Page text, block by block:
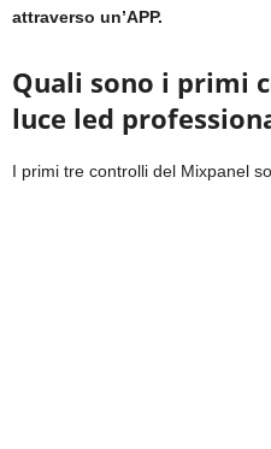
attraverso un’APP.
Quali sono i primi
luce led
I primi tre controlli del Mixpanel